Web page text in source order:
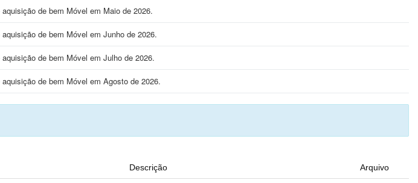
aquisição de bem Móvel em Maio de 2026.
aquisição de bem Móvel em Junho de 2026.
aquisição de bem Móvel em Julho de 2026.
aquisição de bem Móvel em Agosto de 2026.
Descrição Arquivo